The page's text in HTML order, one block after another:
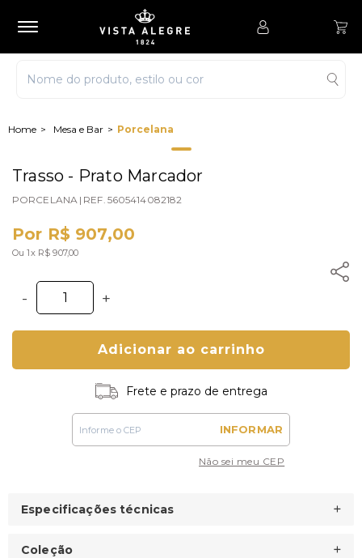
Mesa e Bar Porcelana
Trasso - Prato Marcador
PORCELANA | REF. 5605414082182
Por R$ 907,00
Ou 1x R$ 907,00
- +
Adicionar ao carrinho
Frete e prazo de entrega
INFORMAR
Não sei meu CEP
Especificações técnicas
Coleção